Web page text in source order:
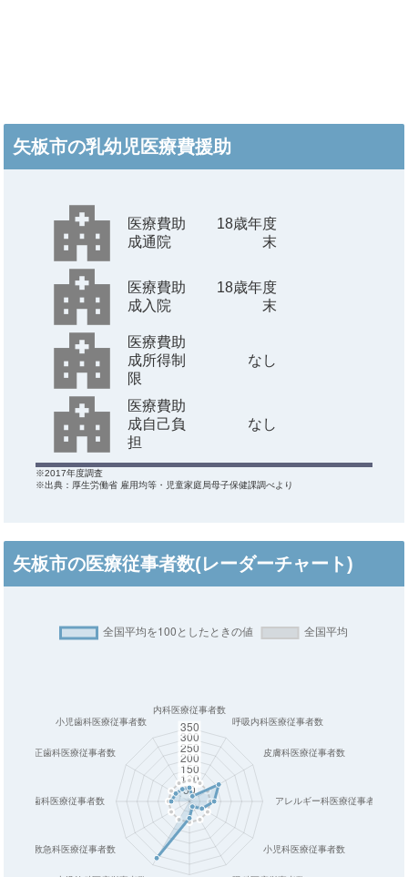
矢板市の乳幼児医療費援助
医療費助
成通院
18歳年度
末
医療費助
成入院
18歳年度
末
医療費助
成所得制
限
なし
医療費助
成自己負
担
なし
※2017年度調査
※出典：厚生労働省 雇用均等・児童家庭局母子保健課調べより
矢板市の医療従事者数(レーダーチャート)